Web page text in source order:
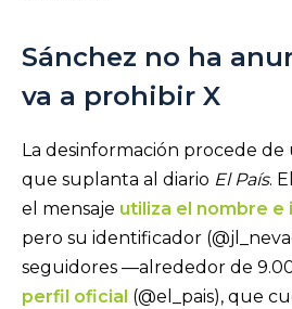
Sánchez no ha
va a prohibir X
La desinformación procede
que suplanta al diario El País.
el mensaje utiliza el nombre e
pero su identificador
seguidores —alrededor de
perfil oficial (@el_pais), que